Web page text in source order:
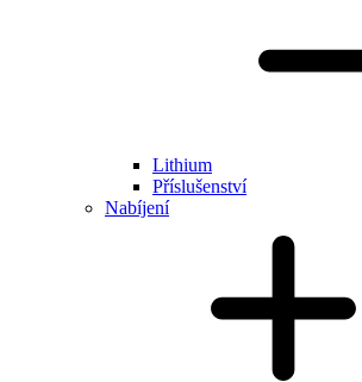
Lithium
Příslušenství
Nabíjení